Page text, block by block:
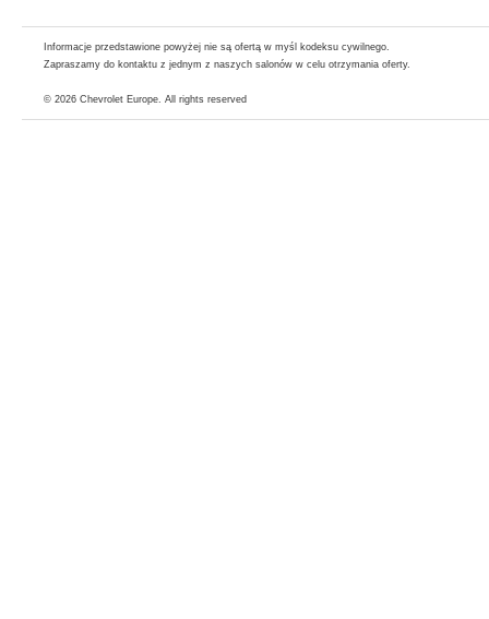
Informacje przedstawione powyżej nie są ofertą w myśl kodeksu cywilnego.
Zapraszamy do kontaktu z jednym z naszych salonów w celu otrzymania oferty.
© 2026 Chevrolet Europe. All rights reserved